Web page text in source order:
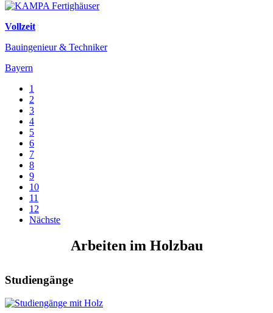
Vollzeit
Bauingenieur & Techniker
Bayern
1
2
3
4
5
6
7
8
9
10
11
12
Nächste
Arbeiten im Holzbau
Studiengänge